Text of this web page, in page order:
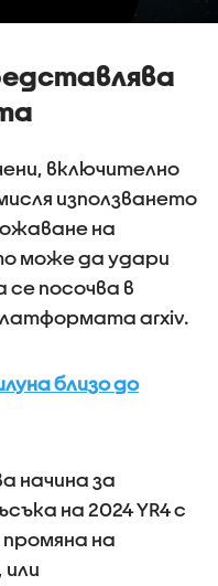
включително
използването
на
може да удари
се посочва в
arxiv.
близо до
начина за
на 2024 YR4 с
на